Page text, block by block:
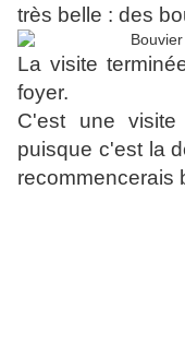
très belle : des
La visite
foyer.
C'est une
puisque c'est la
recommencerais